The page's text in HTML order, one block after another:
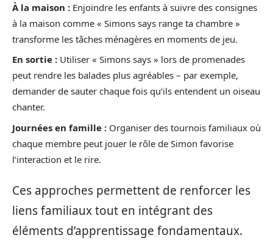
À la maison : Enjoindre les enfants à suivre des consignes
à la maison comme « Simons says range ta chambre »
transforme les tâches ménagères en moments de jeu.
En sortie : Utiliser « Simons says » lors de promenades
peut rendre les balades plus agréables – par exemple,
demander de sauter chaque fois qu’ils entendent un oiseau
chanter.
Journées en famille : Organiser des tournois familiaux où
chaque membre peut jouer le rôle de Simon favorise
l’interaction et le rire.
Ces approches permettent de renforcer les
liens familiaux tout en intégrant des
éléments d’apprentissage fondamentaux.